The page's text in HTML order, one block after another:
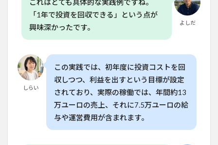
（FAQ）
6.1
飼育
の運
用に
はど
のく
よしだ
これはとても具体的な実践例ですね。
「1年で投資を回収できる」という点が
興味深かったです。
しらい
この実践では、初年度に投資コストを回
収しつつ、利益を出すという目標が設定
されており、実際の稼働では、年間約13
万ユーロの売上、それに7.5万ユーロの給
与や運営費用が含まれます。